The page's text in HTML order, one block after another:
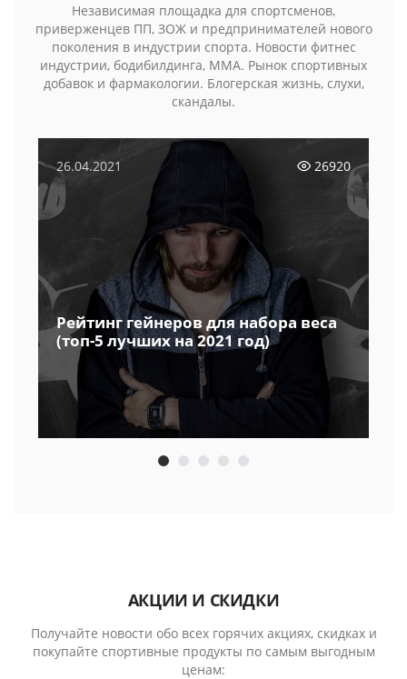
Независимая площадка для спортсменов,
приверженцев ПП, ЗОЖ и предпринимателей нового
поколения в индустрии спорта. Новости фитнес
индустрии, бодибилдинга, MMA. Рынок спортивных
добавок и фармакологии. Блогерская жизнь, слухи,
скандалы.
26.04.2021 26920
Рейтинг гейнеров для набора веса
(топ-5 лучших на 2021 год)
АКЦИИ И СКИДКИ
Получайте новости обо всех горячих акциях, скидках и
покупайте спортивные продукты по самым выгодным
ценам: